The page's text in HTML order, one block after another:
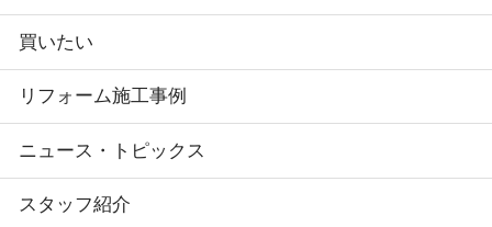
買いたい
リフォーム施工事例
ニュース・トピックス
スタッフ紹介